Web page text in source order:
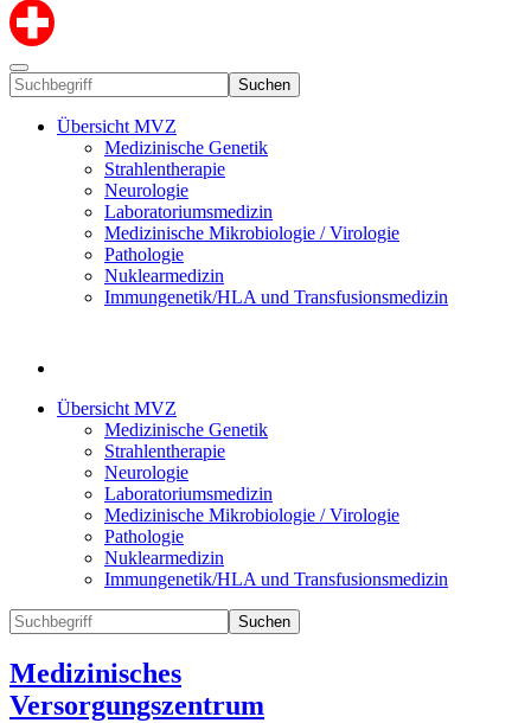
Suchen
Übersicht MVZ
Medizinische Genetik
Strahlentherapie
Neurologie
Laboratoriumsmedizin
Medizinische Mikrobiologie / Virologie
Pathologie
Nuklearmedizin
Immungenetik/HLA und Transfusionsmedizin
Übersicht MVZ
Medizinische Genetik
Strahlentherapie
Neurologie
Laboratoriumsmedizin
Medizinische Mikrobiologie / Virologie
Pathologie
Nuklearmedizin
Immungenetik/HLA und Transfusionsmedizin
Suchen
Medizinisches
Versorgungszentrum